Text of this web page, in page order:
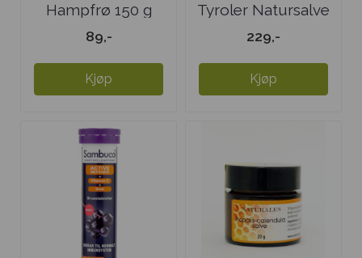
Hampfrø 150 g
89,-
Kjøp
Tyroler Natursalve
liten
229,-
Kjøp